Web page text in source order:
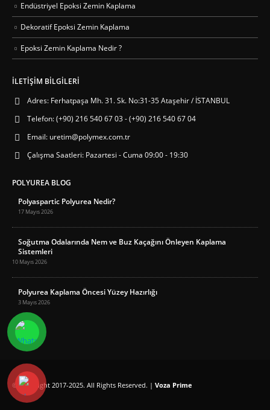
Endüstriyel Epoksi Zemin Kaplama
Dekoratif Epoksi Zemin Kaplama
Epoksi Zemin Kaplama Nedir ?
İLETIŞIM BILGILERI
Adres: Ferhatpaşa Mh. 31. Sk. No:31-35 Ataşehir / İSTANBUL
Telefon:(+90) 216 540 67 03 - (+90) 216 540 67 04
Email: uretim@polymex.com.tr
Çalışma Saatleri: Pazartesi - Cuma 09:00 - 19:30
POLYUREA BLOG
Polyaspartic Polyurea Nedir?
17 Mayıs 2026
Soğutma Odalarında Nem ve Buz Kaçağını Önleyen Kaplama
Sistemleri
10 Mayıs 2026
Polyurea Kaplama Öncesi Yüzey Hazırlığı
3 Mayıs 2026
© Copyright 2017-2025. All Rights Reserved. | Voza Prime